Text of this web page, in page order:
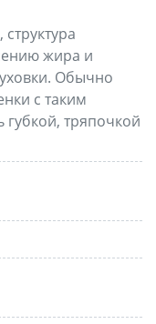
жира и
Обычно
с таким
губкой, тряпочкой